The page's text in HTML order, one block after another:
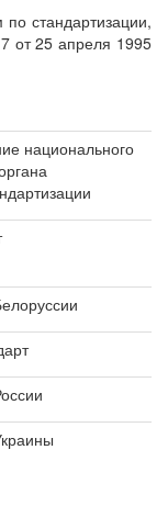
стандартизации,
от 25 апреля 1995
национального